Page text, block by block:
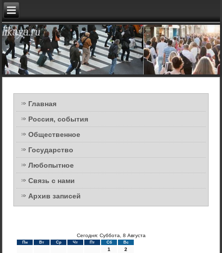
Главная
Россия, события
Общественное
Государство
Любопытное
Связь с нами
Архив записей
Сегодня: Суббота, 8 Августа
Пн Вт Ср Чт Пт Сб Вс
1
2